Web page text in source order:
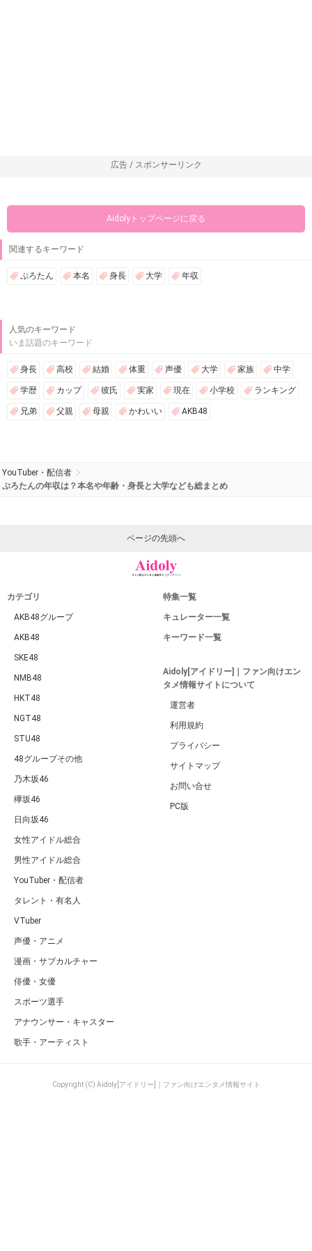
広告 / スポンサーリンク
Aidolyトップページに戻る
関連するキーワード
ぷろたん 本名 身長 大学 年収
人気のキーワード
いま話題のキーワード
身長 高校 結婚 体重 声優 大学 家族 中学
学歴 カップ 彼氏 実家 現在 小学校 ランキング
兄弟 父親 母親 かわいい AKB48
YouTuber・配信者
ぷろたんの年収は？本名や年齢・身長と大学なども総まとめ
ページの先頭へ
カテゴリ
AKB48グループ
AKB48
SKE48
NMB48
HKT48
NGT48
STU48
48グループその他
乃木坂46
欅坂46
日向坂46
女性アイドル総合
男性アイドル総合
YouTuber・配信者
タレント・有名人
VTuber
声優・アニメ
漫画・サブカルチャー
俳優・女優
スポーツ選手
アナウンサー・キャスター
歌手・アーティスト
特集一覧
キュレーター一覧
キーワード一覧
Aidoly[アイドリー]｜ファン向けエン
タメ情報サイトについて
運営者
利用規約
プライバシー
サイトマップ
お問い合せ
PC版
Copyright (C) Aidoly[アイドリー]｜ファン向けエンタメ情報サイト